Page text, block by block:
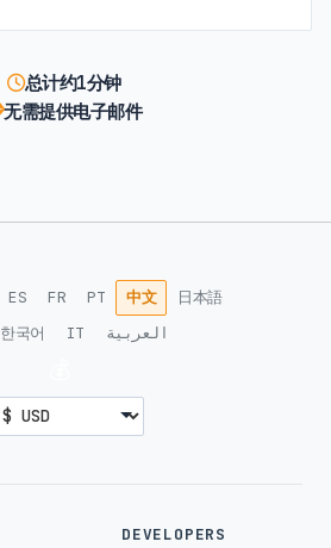
总计约1分钟
无需提供电子邮件
ES FR PT 中文
日本語
한국어 IT العربية
DEVELOPERS